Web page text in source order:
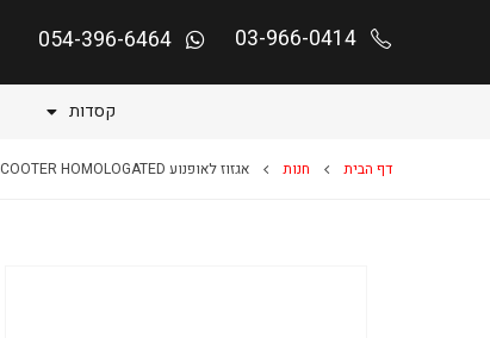
03-966-0414
054-396-6464
קסדות
דף הבית חנות אגזוז לאופנוע BEVERLY 400 TOURER PIAGGIO 2008 / 2011 MAXISCOOTER HOMOLOGATED